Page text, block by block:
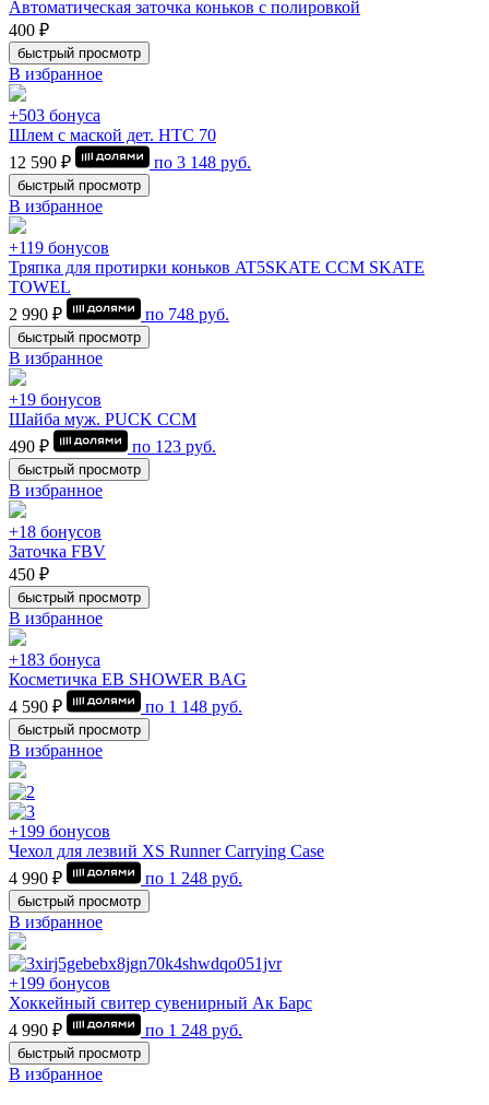
Автоматическая заточка коньков с полировкой
400 ₽
быстрый просмотр
В избранное
+503 бонуса
Шлем с маской дет. HTC 70
12 590 ₽
по 3 148 руб.
быстрый просмотр
В избранное
+119 бонусов
Тряпка для протирки коньков AT5SKATE CCM SKATE
TOWEL
2 990 ₽
по 748 руб.
быстрый просмотр
В избранное
+19 бонусов
Шайба муж. PUCK CCM
490 ₽
по 123 руб.
быстрый просмотр
В избранное
+18 бонусов
Заточка FBV
450 ₽
быстрый просмотр
В избранное
+183 бонуса
Косметичка EB SHOWER BAG
4 590 ₽
по 1 148 руб.
быстрый просмотр
В избранное
+199 бонусов
Чехол для лезвий XS Runner Carrying Case
4 990 ₽
по 1 248 руб.
быстрый просмотр
В избранное
+199 бонусов
Хоккейный свитер сувенирный Ак Барс
4 990 ₽
по 1 248 руб.
быстрый просмотр
В избранное